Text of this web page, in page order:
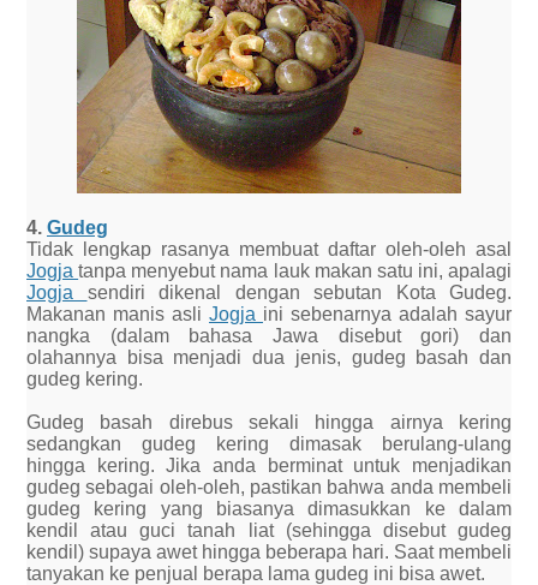
4. Gudeg
Tidak lengkap rasanya membuat daftar oleh-oleh asal
Jogjatanpa menyebut nama lauk makan satu ini, apalagi
Jogja sendiri dikenal dengan sebutan Kota Gudeg.
Makanan manis asli Jogja ini sebenarnya adalah sayur
nangka (dalam bahasa Jawa disebut gori) dan
olahannya bisa menjadi dua jenis, gudeg basah dan
gudeg kering.
Gudeg basah direbus sekali hingga airnya kering
sedangkan gudeg kering dimasak berulang-ulang
hingga kering. Jika anda berminat untuk menjadikan
gudeg sebagai oleh-oleh, pastikan bahwa anda membeli
gudeg kering yang biasanya dimasukkan ke dalam
kendil atau guci tanah liat (sehingga disebut gudeg
kendil) supaya awet hingga beberapa hari. Saat membeli
tanyakan ke penjual berapa lama gudeg ini bisa awet.